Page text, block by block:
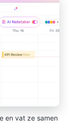
en vat ze samen